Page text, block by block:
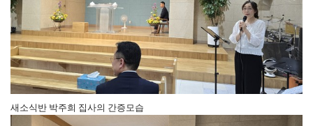
새소식반 박주희 집사의 간증모습